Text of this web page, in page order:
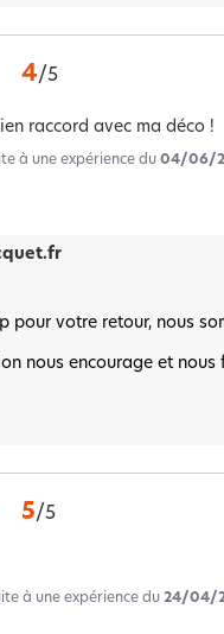
4/5
raccord avec ma déco !
à une expérience du04/06/
pour votre retour, nous
nous encourage et
5/5
à une expérience du24/04/